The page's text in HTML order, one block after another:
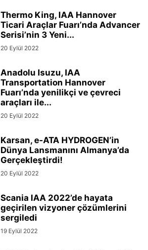
Thermo King, IAA Hannover
Ticari Araçlar Fuarı’nda Advancer
Serisi’nin 3 Yeni...
20 Eylül 2022
Anadolu Isuzu, IAA
Transportation Hannover
Fuarı’nda yenilikçi ve çevreci
araçları ile...
20 Eylül 2022
Karsan, e-ATA HYDROGEN’in
Dünya Lansmanını Almanya’da
Gerçekleştirdi!
20 Eylül 2022
Scania IAA 2022’de hayata
geçirilen vizyoner çözümlerini
sergiledi
19 Eylül 2022